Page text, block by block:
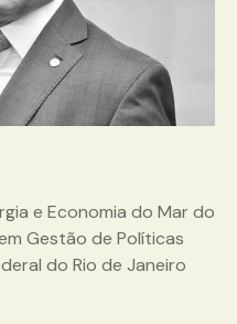
e Economia do Mar do
Gestão de Políticas
do Rio de Janeiro